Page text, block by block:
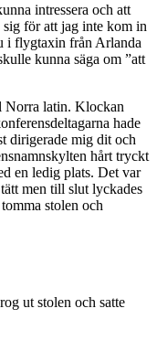
intressera och att
för att jag inte kom in
i flygtaxin från Arlanda
kunna säga om ”att
Norra latin. Klockan
hade
dirigerade mig dit och
hårt tryckt
en ledig plats. Det var
men till slut lyckades
stolen och
ut stolen och satte